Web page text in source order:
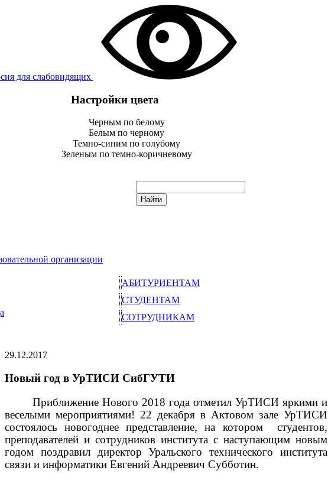
для слабовидящих
Настройки цвета
Черным по белому
Белым по черному
Темно-синим по голубому
Зеленым по темно-коричневому
организации
АБИТУРИЕНТАМ
СТУДЕНТАМ
СОТРУДНИКАМ
29.12.2017
Новый год в УрТИСИ СибГУТИ
Приближение Нового 2018 года отметил УрТИСИ яркими и
веселыми мероприятиями! 22 декабря в Актовом зале УрТИСИ
состоялось новогоднее представление, на котором
студентов,
преподавателей и сотрудников института с наступающим новым
годом поздравил директор Уральского технического института
связи и информатики Евгений Андреевич Субботин.